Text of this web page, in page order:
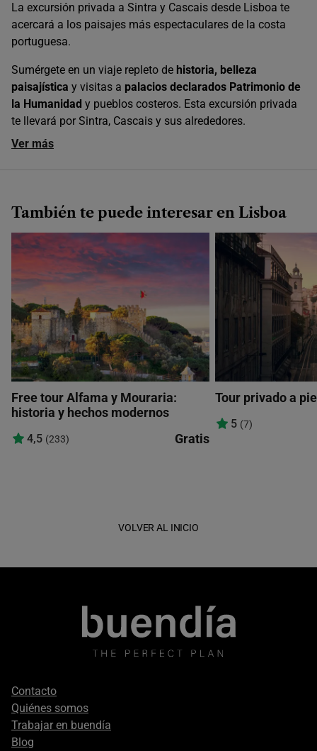
La excursión privada a Sintra y Cascais desde Lisboa te
acercará a los paisajes más espectaculares de la costa
portuguesa.
Sumérgete en un viaje repleto de historia, belleza
paisajística y visitas a palacios declarados Patrimonio de
la Humanidad y pueblos costeros. Esta excursión privada
te llevará por Sintra, Cascais y sus alrededores.
Ver más
También te puede interesar en Lisboa
Free tour Alfama y Mouraria:
historia y hechos modernos
4,5 (233) Gratis
Tour privado a
5 (7)
VOLVER AL INICIO
Footer
secondary
Contacto
Quiénes somos
Trabajar en buendía
Blog